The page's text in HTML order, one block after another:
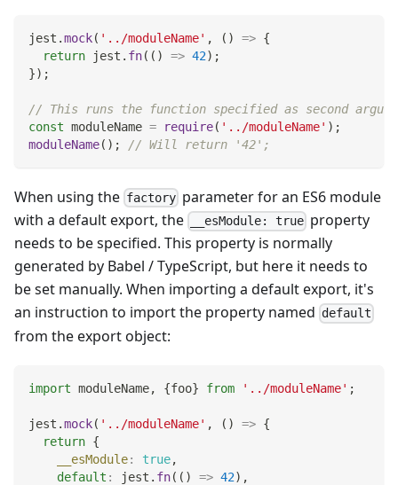
jest .mock( '../moduleName' , ( ) => {
return jest . fn( ( ) => 42) ;
}) ;
// This runs the function specified as second
const moduleName = require( '../moduleName' ) ;
moduleName( ) ; // Will return '42';
When using the factory parameter for an ES6 module
with a default export, the
__esModule: true property
needs to be specified. This property is normally
generated by Babel / TypeScript, but here it needs to
be set manually. When importing a default export, it's
an instruction to import the property named default
from the export object:
import moduleName, {foo} from '../moduleName' ;
jest .mock( '../moduleName' , ( ) => {
return {
__esModule: true,
default : jest . fn( ( ) => 42) ,